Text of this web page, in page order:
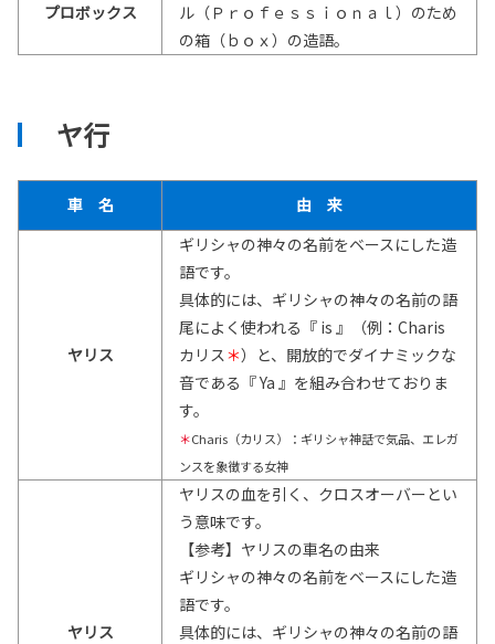
プロボックス
ル（Ｐｒｏｆｅｓｓｉｏｎａｌ）のため
の箱（ｂｏｘ）の造語。
ヤ行
車 名 由 来
ヤリス
ギリシャの神々の名前をベースにした造
語です。
具体的には、ギリシャの神々の名前の語
尾によく使われる『 is 』（例：Charis
カリス＊）と、開放的でダイナミックな
音である『 Ya 』を組み合わせておりま
す。
＊Charis（カリス）：ギリシャ神話で気品、エレガ
ンスを象徴する女神
ヤリス
ヤリスの血を引く、クロスオーバーとい
う意味です。
【参考】ヤリスの車名の由来
ギリシャの神々の名前をベースにした造
語です。
具体的には、ギリシャの神々の名前の語